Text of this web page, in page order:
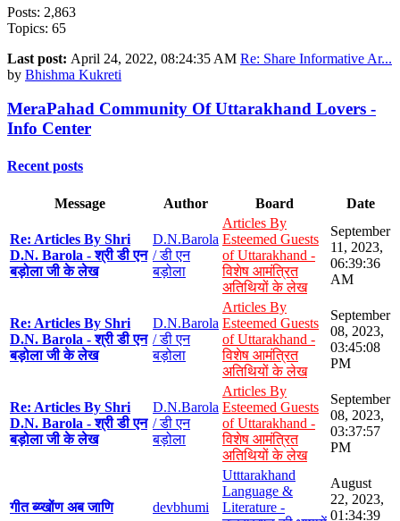
Posts: 2,863
Topics: 65
Last post: April 24, 2022, 08:24:35 AM Re: Share Informative Ar...
by Bhishma Kukreti
MeraPahad Community Of Uttarakhand Lovers -
Info Center
Recent posts
Message Author Board Date
Re: Articles By Shri
D.N. Barola - श्री डी एन
बड़ोला जी के लेख
D.N.Barola
/ डी एन
बड़ोला
Articles By
Esteemed Guests
of Uttarakhand -
विशेष आमंत्रित
अतिथियों के लेख
September
11, 2023,
06:39:36
AM
Re: Articles By Shri
D.N. Barola - श्री डी एन
बड़ोला जी के लेख
D.N.Barola
/ डी एन
बड़ोला
Articles By
Esteemed Guests
of Uttarakhand -
विशेष आमंत्रित
अतिथियों के लेख
September
08, 2023,
03:45:08
PM
Re: Articles By Shri
D.N. Barola - श्री डी एन
बड़ोला जी के लेख
D.N.Barola
/ डी एन
बड़ोला
Articles By
Esteemed Guests
of Uttarakhand -
विशेष आमंत्रित
अतिथियों के लेख
September
08, 2023,
03:37:57
PM
गीत ब्य्खोंण अब जाणि devbhumi
Utttarakhand
Language &
Literature -
August
22, 2023,
01:34:39